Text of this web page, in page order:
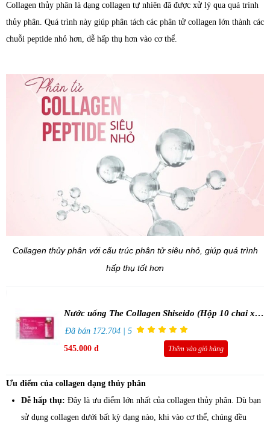
Collagen thủy phân là dạng collagen tự nhiên đã được xử lý qua quá trình
thủy phân. Quá trình này giúp phân tách các phân tử collagen lớn thành các
chuỗi peptide nhỏ hơn, dễ hấp thụ hơn vào cơ thể.
Collagen thủy phân với cấu trúc phân tử siêu nhỏ, giúp quá trình
hấp thụ tốt hơn
Nước uống The Collagen Shiseido (Hộp 10 chai x
50ml)
Đã bán 172.704 | 5
545.000 đ
Thêm vào giỏ hàng
Ưu điểm của collagen dạng thủy phân
Dễ hấp thụ: Đây là ưu điểm lớn nhất của collagen thủy phân. Dù bạn
sử dụng collagen dưới bất kỳ dạng nào, khi vào cơ thể, chúng đều